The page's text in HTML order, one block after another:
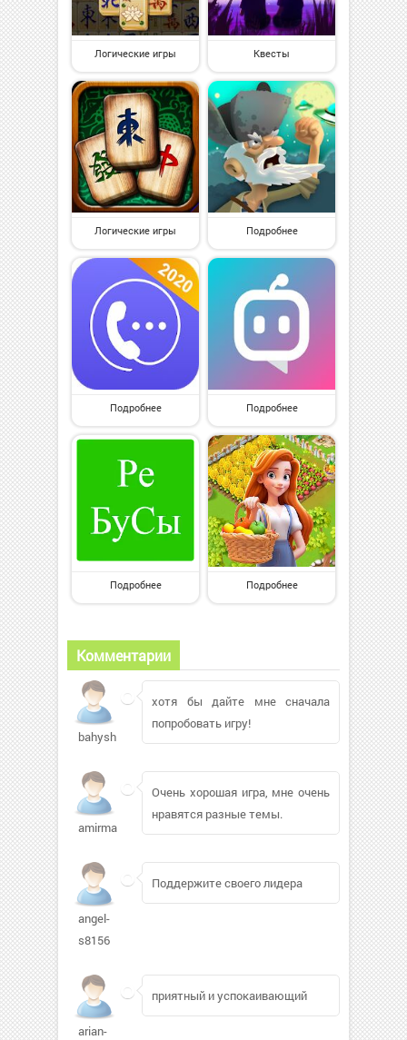
Логические игры Квесты
Логические игры Подробнее
Подробнее Подробнее
Подробнее Подробнее
Комментарии
bahysh1980
хотя бы дайте мне сначала
попробовать игру!
amirmami
Очень хорошая игра, мне очень
нравятся разные темы.
angel-
s8156
Поддержите своего лидера
arian-
приятный и успокаивающий